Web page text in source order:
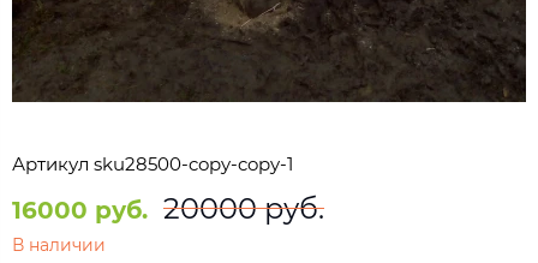
Артикул sku28500-copy-copy-1
16000 руб. 20000 руб.
В наличии